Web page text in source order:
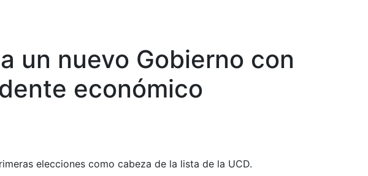
un nuevo Gobierno con
económico
elecciones como cabeza de la lista de la UCD.